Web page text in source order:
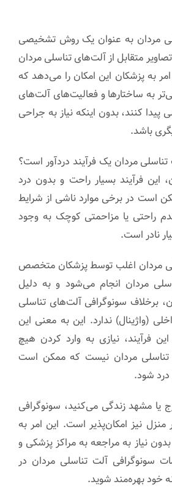
مردان به عنوان یک روش تشخیصی
متقابل از آلت‌های تناسلی مردان
به پزشکان این امکان را می‌دهد که
به ساختارها و فعالیت‌های آلت‌های
کنند، بدون اینکه نیاز به جراحی
باشد.
تناسلی مردان یک فرآیند دردآور است؟
این فرآیند بسیار راحت و بدون درد
است در برخی موارد ناشی از شرایط
راحتی یا مزاحمتی کوچک به وجود
نادر است.
مردان اغلب توسط پزشکان متخصص
مردان انجام می‌شود و به دلیل
برخلاف سونوگرافی آلت‌های تناسلی
(واژینال) ندارد. این به معنی این
فرآیند، نیازی به وارد کردن هیچ
تناسلی مردان نیست که ممکن است
درد شود.
یا مشهد زندگی می‌کنید، سونوگرافی
نیز امکان‌پذیر است. این امر به
نیاز به مراجعه به مراکز پزشکی و
سونوگرافی آلت تناسلی مردان در
خود بهره‌مند شوید.